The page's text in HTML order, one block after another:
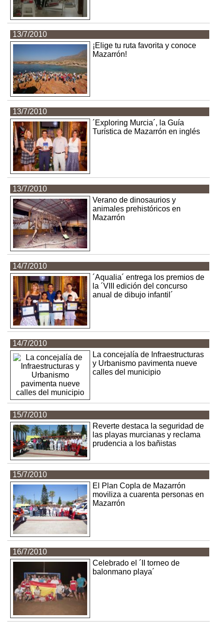
13/7/2010
¡Elige tu ruta favorita y conoce
Mazarrón!
13/7/2010
´Exploring Murcia´, la Guía
Turística de Mazarrón en inglés
13/7/2010
Verano de dinosaurios y
animales prehistóricos en
Mazarrón
14/7/2010
´Aqualia´ entrega los premios de
la ´VIII edición del concurso
anual de dibujo infantil´
14/7/2010
La concejalía de Infraestructuras
y Urbanismo pavimenta nueve
calles del municipio
15/7/2010
Reverte destaca la seguridad de
las playas murcianas y reclama
prudencia a los bañistas
15/7/2010
El Plan Copla de Mazarrón
moviliza a cuarenta personas en
Mazarrón
16/7/2010
Celebrado el ´II torneo de
balonmano playa´